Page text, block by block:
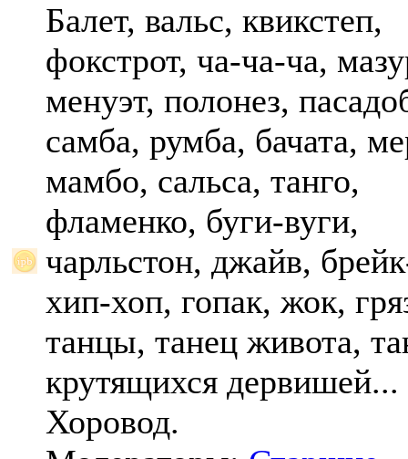
Балет, вальс, квикстеп,
фокстрот, ча-ча-ча,
менуэт, полонез,
самба, румба, бачата,
мамбо, сальса, танго,
фламенко, буги-вуги,
чарльстон, джайв,
хип-хоп, гопак, жок,
танцы, танец живота,
крутящихся дервишей...
Хоровод.